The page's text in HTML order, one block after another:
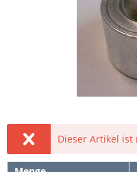
Dieser Artikel